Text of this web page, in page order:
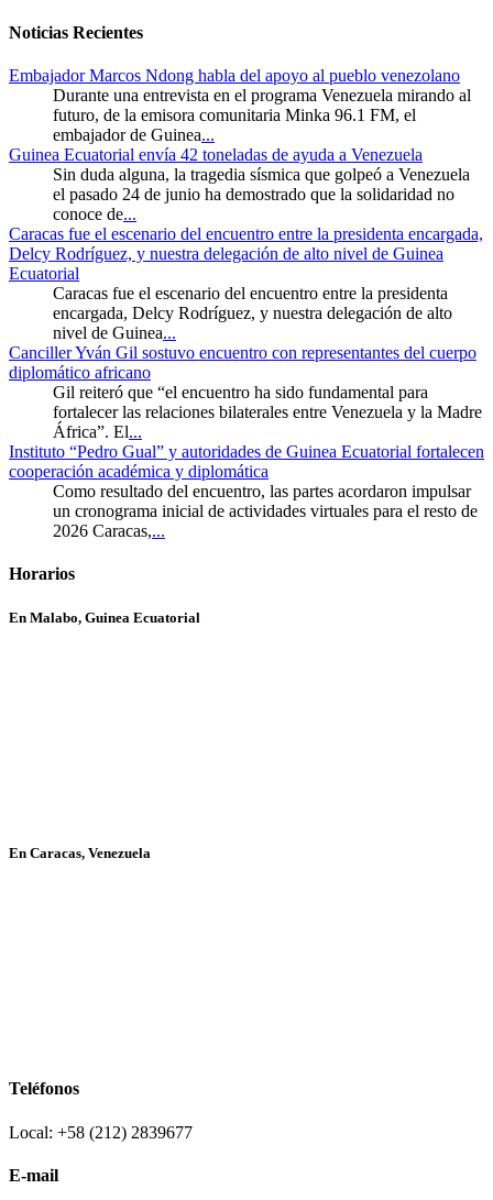
Noticias Recientes
Embajador Marcos Ndong habla del apoyo al pueblo venezolano
Durante una entrevista en el programa Venezuela mirando al
futuro, de la emisora comunitaria Minka 96.1 FM, el
embajador de Guinea...
Guinea Ecuatorial envía 42 toneladas de ayuda a Venezuela
Sin duda alguna, la tragedia sísmica que golpeó a Venezuela
el pasado 24 de junio ha demostrado que la solidaridad no
conoce de...
Caracas fue el escenario del encuentro entre la presidenta encargada,
Delcy Rodríguez, y nuestra delegación de alto nivel de Guinea
Ecuatorial
Caracas fue el escenario del encuentro entre la presidenta
encargada, Delcy Rodríguez, y nuestra delegación de alto
nivel de Guinea...
Canciller Yván Gil sostuvo encuentro con representantes del cuerpo
diplomático africano
Gil reiteró que “el encuentro ha sido fundamental para
fortalecer las relaciones bilaterales entre Venezuela y la Madre
África”. El...
Instituto “Pedro Gual” y autoridades de Guinea Ecuatorial fortalecen
cooperación académica y diplomática
Como resultado del encuentro, las partes acordaron impulsar
un cronograma inicial de actividades virtuales para el resto de
2026 Caracas,...
Horarios
En Malabo, Guinea Ecuatorial
En Caracas, Venezuela
Teléfonos
Local: +58 (212) 2839677
E-mail